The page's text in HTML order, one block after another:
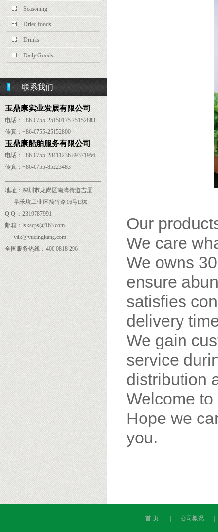
Seasoning
Dried foods
Drinks
Daily Goods
联系我们
玉鼎康实业发展有限公司
电话：+86-0755-25150175 25152883
传真： +86-0755-25152800
玉鼎康船舶服务有限公司
电话：+86-0755-28411236 89371956
传真：+86-0755-85223483
______
___________________________
地址：深圳市龙岗区南湾街道吉厦
早禾坑工业区简竹路16号E栋
Q Q ：2319787991
邮箱：lskscps@163.com
ydk@yudingkang.com
全国服务热线：400 0818 296
Our
We care
We owns
ensure
satisfies
delivery
We gain
service
distribution
Welcome to
Hope we
you.
首 页 公司概况